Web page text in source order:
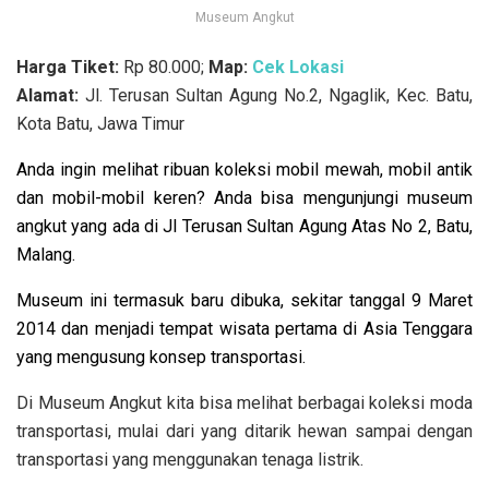
Museum Angkut
Harga Tiket: Rp 80.000; Map: Cek Lokasi
Alamat: Jl. Terusan Sultan Agung No.2, Ngaglik, Kec. Batu,
Kota Batu, Jawa Timur
Anda ingin melihat ribuan koleksi mobil mewah, mobil antik
dan mobil-mobil keren? Anda bisa mengunjungi museum
angkut yang ada diJl Terusan Sultan Agung Atas No 2, Batu,
Malang.
Museum ini termasuk baru dibuka, sekitar tanggal 9 Maret
2014 dan menjadi tempat wisata pertama di Asia Tenggara
yang mengusung konsep transportasi.
Di Museum Angkut kita bisa melihat berbagai koleksi moda
transportasi, mulai dari yang ditarik hewan sampai dengan
transportasi yang menggunakan tenaga listrik.